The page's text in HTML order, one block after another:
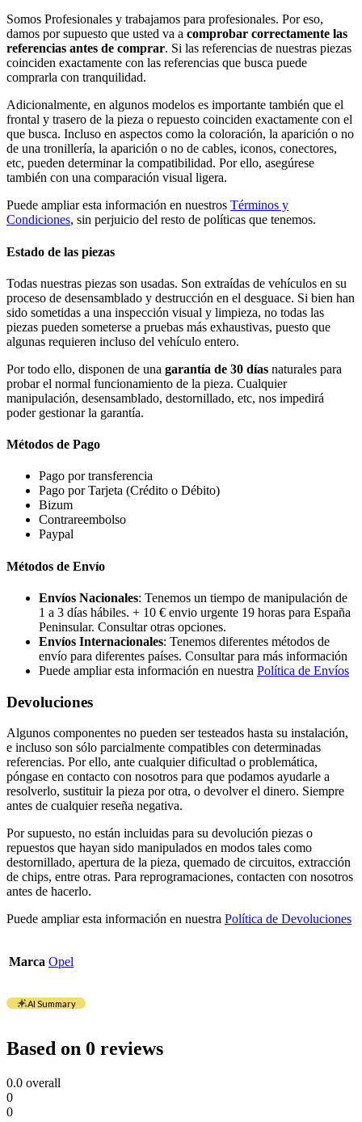
Somos Profesionales y trabajamos para profesionales. Por eso,
damos por supuesto que usted va a comprobar correctamente las
referencias antes de comprar. Si las referencias de nuestras piezas
coinciden exactamente con las referencias que busca puede
comprarla con tranquilidad.
Adicionalmente, en algunos modelos es importante también que el
frontal y trasero de la pieza o repuesto coinciden exactamente con el
que busca. Incluso en aspectos como la coloración, la aparición o no
de una tronillería, la aparición o no de cables, iconos, conectores,
etc, pueden determinar la compatibilidad. Por ello, asegúrese
también con una comparación visual ligera.
Puede ampliar esta información en nuestros Términos y
Condiciones, sin perjuicio del resto de políticas que tenemos.
Estado de las piezas
Todas nuestras piezas son usadas. Son extraídas de vehículos en su
proceso de desensamblado y destrucción en el desguace. Si bien han
sido sometidas a una inspección visual y limpieza, no todas las
piezas pueden someterse a pruebas más exhaustivas, puesto que
algunas requieren incluso del vehículo entero.
Por todo ello, disponen de una garantía de 30 días naturales para
probar el normal funcionamiento de la pieza. Cualquier
manipulación, desensamblado, destornillado, etc, nos impedirá
poder gestionar la garantía.
Métodos de Pago
Pago por transferencia
Pago por Tarjeta (Crédito o Débito)
Bizum
Contrareembolso
Paypal
Métodos de Envío
Envíos Nacionales: Tenemos un tiempo de manipulación de
1 a 3 días hábiles. + 10 € envio urgente 19 horas para España
Peninsular. Consultar otras opciones.
Envíos Internacionales: Tenemos diferentes métodos de
envío para diferentes países. Consultar para más información
Puede ampliar esta información en nuestra Política de Envíos
Devoluciones
Algunos componentes no pueden ser testeados hasta su instalación,
e incluso son sólo parcialmente compatibles con determinadas
referencias. Por ello, ante cualquier dificultad o problemática,
póngase en contacto con nosotros para que podamos ayudarle a
resolverlo, sustituir la pieza por otra, o devolver el dinero. Siempre
antes de cualquier reseña negativa.
Por supuesto, no están incluidas para su devolución piezas o
repuestos que hayan sido manipulados en modos tales como
destornillado, apertura de la pieza, quemado de circuitos, extracción
de chips, entre otras. Para reprogramaciones, contacten con nosotros
antes de hacerlo.
Puede ampliar esta información en nuestra Política de Devoluciones
Marca Opel
AI Summary
Based on 0 reviews
0.0 overall
0
0